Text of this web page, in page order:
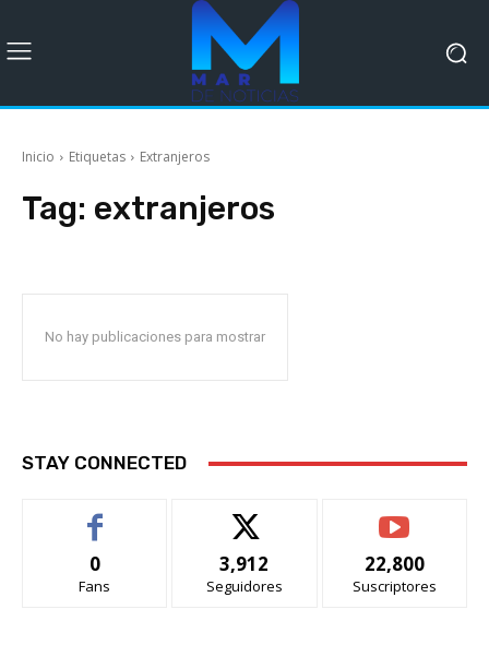
Inicio Etiquetas Extranjeros
Tag: extranjeros
No hay publicaciones para mostrar
STAY CONNECTED
0
Fans
3,912
Seguidores
22,800
Suscriptores